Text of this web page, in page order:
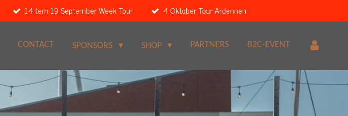
14 tem 19 September Week Tour 4 Oktober Tour Ardennen
CONTACT SPONSORS SHOP PARTNERS B2C-EVENT